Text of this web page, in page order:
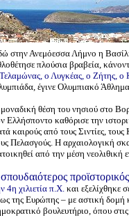
στην Ανεμόεσσα Λήμνο η
πλούσια βραβεία,
ο Λυγκέας, ο Ζήτης, ο
έγινε Ολυμπιακό
θέση του νησιού στο
Ελλήσποντο καθόρισε την
καιρούς από τους Σιντίες,
Πελασγούς. Η αρχαιολογική
από την μέση νεολιθική
σπουδαιότερος
4η χιλιετία π.Χ.και εξελίχθηκε
της Ευρώπης – με αστική δομή
βουλευτήριο, όπου